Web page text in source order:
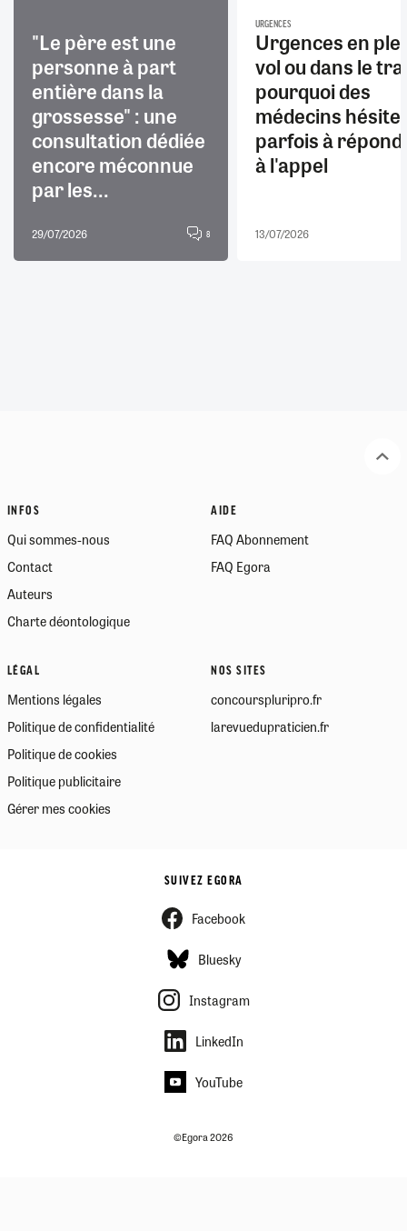
"Le père est une
personne à part
entière dans la
grossesse" : une
consultation dédiée
encore méconnue
par les...
29/07/2026 8
URGENCES
Urgences en
vol ou dans le
pourquoi des
médecins
parfois à
à l'appel
13/07/2026
INFOS
Qui sommes-nous
Contact
Auteurs
Charte déontologique
AIDE
FAQ Abonnement
FAQ Egora
LÉGAL
Mentions légales
Politique de confidentialité
Politique de cookies
Politique publicitaire
Gérer mes cookies
NOS SITES
concourspluripro.fr
larevuedupraticien.fr
SUIVEZ EGORA
Facebook
Bluesky
Instagram
LinkedIn
YouTube
©Egora 2026